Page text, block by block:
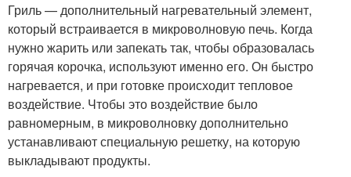
Гриль — дополнительный нагревательный элемент,
который встраивается в микроволновую печь. Когда
нужно жарить или запекать так, чтобы образовалась
горячая корочка, используют именно его. Он быстро
нагревается, и при готовке происходит тепловое
воздействие. Чтобы это воздействие было
равномерным, в микроволновку дополнительно
устанавливают специальную решетку, на которую
выкладывают продукты.